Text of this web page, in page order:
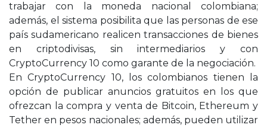
trabajar con la moneda nacional colombiana;
además, el sistema posibilita que las personas de ese
país sudamericano realicen transacciones de bienes
en criptodivisas, sin intermediarios y con
CryptoCurrency 10 como garante de la negociación.
En CryptoCurrency 10, los colombianos tienen la
opción de publicar anuncios gratuitos en los que
ofrezcan la compra y venta de Bitcoin, Ethereum y
Tether en pesos nacionales; además, pueden utilizar